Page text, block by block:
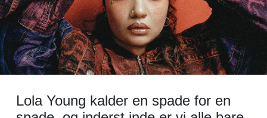
Lola Young kalder en spade for en